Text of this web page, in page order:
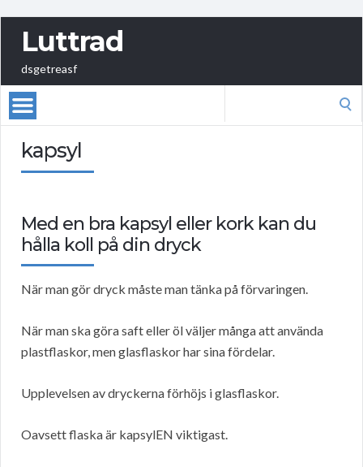
Luttrad
dsgetreasf
kapsyl
Med en bra kapsyl eller kork kan du
hålla koll på din dryck
När man gör dryck måste man tänka på förvaringen.
När man ska göra saft eller öl väljer många att använda
plastflaskor, men glasflaskor har sina fördelar.
Upplevelsen av dryckerna förhöjs i glasflaskor.
Oavsett flaska är kapsylEN viktigast.